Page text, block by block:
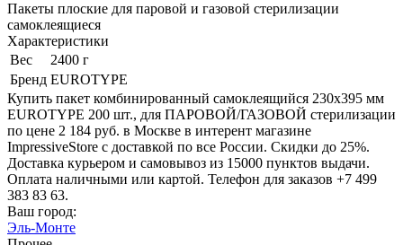
Пакеты плоские для паровой и газовой стерилизации
самоклеящиеся
Характеристики
Вес
2400 г
Бренд EUROTYPE
Купить пакет комбинированный самоклеящийся 230х395 мм
EUROTYPE 200 шт., для ПАРОВОЙ/ГАЗОВОЙ стерилизации
по цене 2 184 руб. в Москве в интерент магазине
ImpressiveStore с доставкой по все России. Скидки до 25%.
Доставка курьером и самовывоз из 15000 пунктов выдачи.
Оплата наличными или картой. Телефон для заказов +7 499
383 83 63.
Ваш город:
Эль-Монте